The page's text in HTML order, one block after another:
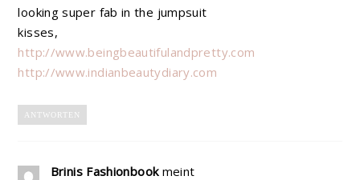
looking super fab in the jumpsuit
kisses,
http://www.beingbeautifulandpretty.com
http://www.indianbeautydiary.com
ANTWORTEN
Brinis Fashionbook meint